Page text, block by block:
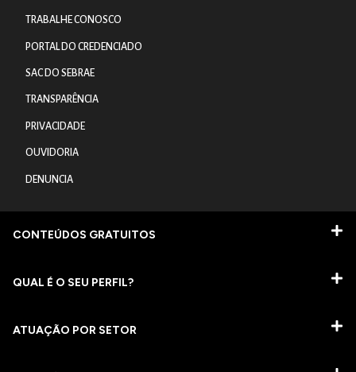
TRABALHE CONOSCO
PORTAL DO CREDENCIADO
SAC DO SEBRAE
TRANSPARÊNCIA
PRIVACIDADE
OUVIDORIA
DENUNCIA
CONTEÚDOS GRATUITOS
QUAL É O SEU PERFIL?
ATUAÇÃO POR SETOR